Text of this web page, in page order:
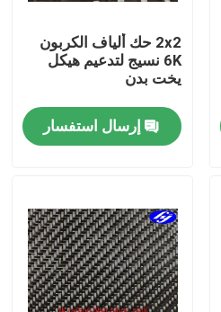
2x2 حك ألياف الكربون
6K نسيج لتدعيم هيكل
يخت بدن
إرسال استفسار